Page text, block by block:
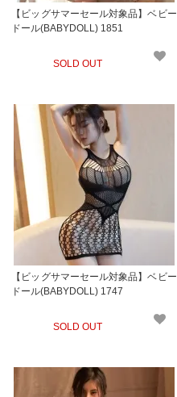
【ビッグサマーセール対象品】ベビー
ドール(BABYDOLL) 1851
SOLD OUT
【ビッグサマーセール対象品】ベビー
ドール(BABYDOLL) 1747
SOLD OUT